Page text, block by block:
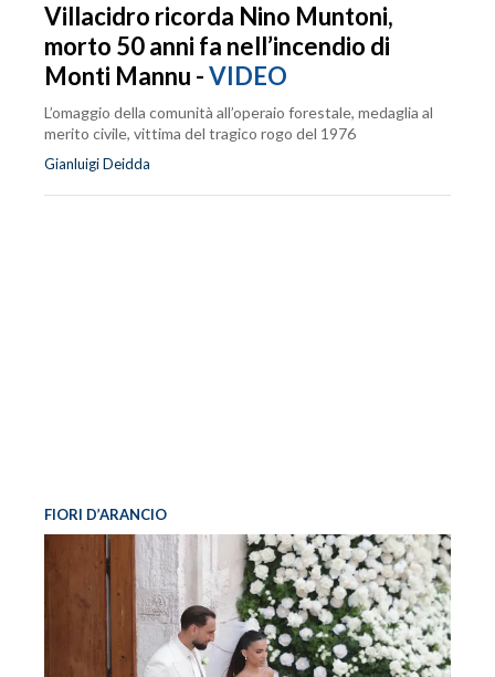
Villacidro ricorda Nino Muntoni,
morto 50 anni fa nell’incendio di
Monti Mannu -VIDEO
L’omaggio della comunità all’operaio forestale, medaglia al
merito civile, vittima del tragico rogo del 1976
Gianluigi Deidda
FIORI D’ARANCIO